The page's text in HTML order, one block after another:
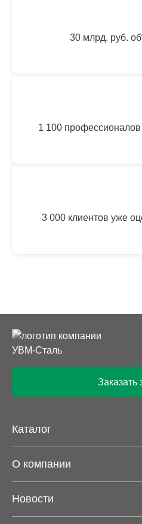
30 млрд. руб.
1 100
3 000 клиентов уже
Заказать
Каталог
О компании
Новости